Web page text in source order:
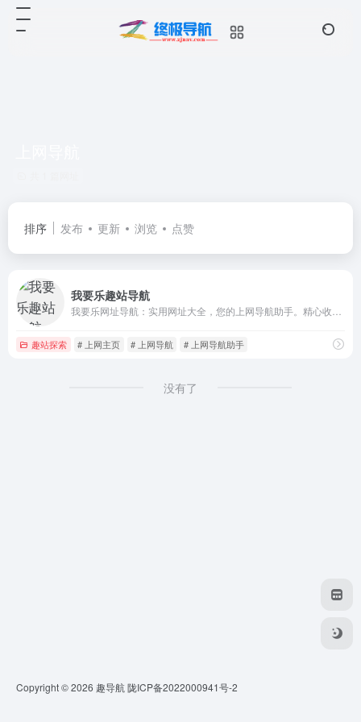
排序 发布 更新 浏览 点赞
我要乐趣站导航
趣站探索 # 上网主页 # 上网导航 # 上网导航助手
没有了
Copyright © 2026 趣导航陇ICP备2022000941号-2